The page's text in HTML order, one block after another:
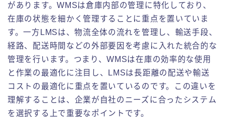
があります。WMSは倉庫内部の管理に特化しており、
在庫の状態を細かく管理することに重点を置いていま
す。一方LMSは、物流全体の流れを管理し、輸送手段、
経路、配送時間などの外部要因を考慮に入れた統合的な
管理を行います。つまり、WMSは在庫の効率的な使用
と作業の最適化に注目し、LMSは長距離の配送や輸送
コストの最適化に重点を置いているのです。この違いを
理解することは、企業が自社のニーズに合ったシステム
を選択する上で重要なポイントです。